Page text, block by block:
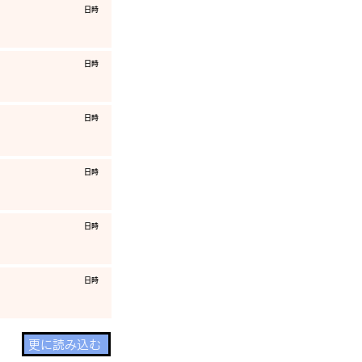
​日時
​日時
​日時
​日時
​日時
​日時
更に読み込む